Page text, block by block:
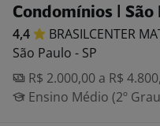
Condomínios | São
4,4 BRASILCENTER
São Paulo - SP
R$ 2.000,00 a R$
Ensino Médio (2º